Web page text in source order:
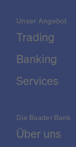
Unser Angebot
Trading
Banking
Services
Die Baader Bank
Über uns